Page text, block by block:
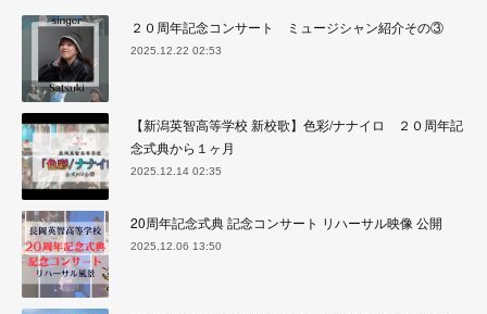
２０周年記念コンサート ミュージシャン紹介その③
2025.12.22 02:53
【新潟英智高等学校 新校歌】色彩/ナナイロ ２０周年記
念式典から１ヶ月
2025.12.14 02:35
20周年記念式典 記念コンサート リハーサル映像 公開
2025.12.06 13:50